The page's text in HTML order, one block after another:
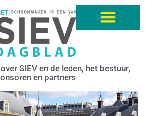
SIEV en de leden, het bestuur,
en partners